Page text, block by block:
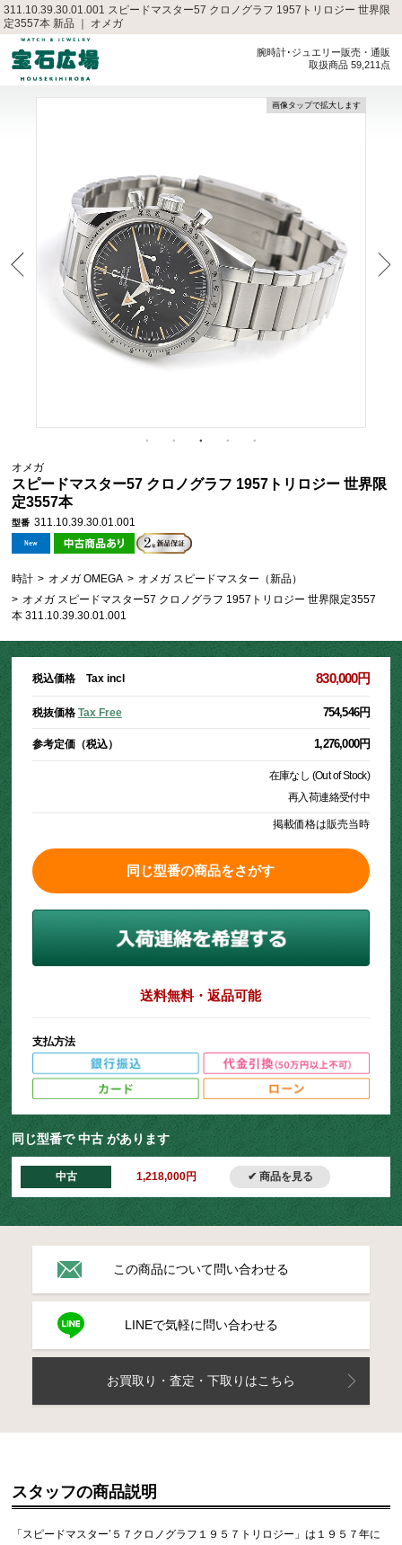
311.10.39.30.01.001 スピードマスター57 クロノグラフ 1957トリロジー 世界限
定3557本 新品 ｜ オメガ
腕時計･ジュエリー販売・通販
取扱商品 59,211点
画像タップで拡大します
オメガ
スピードマスター57 クロノグラフ 1957トリロジー 世界限
定3557本
型番 311.10.39.30.01.001
時計 > オメガ OMEGA > オメガ スピードマスター（新品）
> オメガ スピードマスター57 クロノグラフ 1957トリロジー 世界限定3557
本 311.10.39.30.01.001
税込価格 Tax incl 830,000円
税抜価格 Tax Free 754,546円
参考定価（税込） 1,276,000円
在庫なし (Out of Stock)
再入荷連絡受付中
掲載価格は販売当時
同じ型番の商品をさがす
送料無料・返品可能
支払方法
同じ型番で 中古 があります
中古 1,218,000円 ✔ 商品を見る
この商品について問い合わせる
LINEで気軽に問い合わせる
お買取り・査定・下取りはこちら
スタッフの商品説明
「スピードマスター’５７クロノグラフ１９５７トリロジー」は１９５７年に